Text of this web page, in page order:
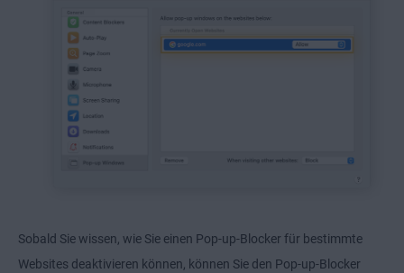
Sobald Sie wissen, wie Sie einen Pop-up-Blocker für bestimmte
Websites deaktivieren können, können Sie den Pop-up-Blocker